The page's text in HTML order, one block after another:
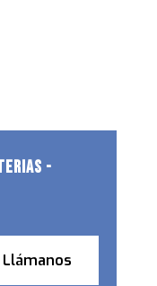
-
Llámanos